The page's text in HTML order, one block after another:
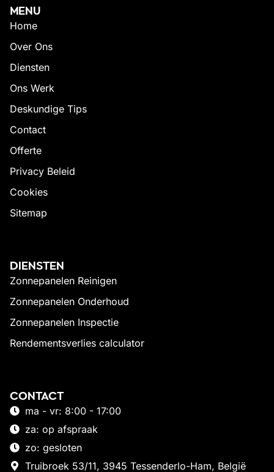
MENU
Home
Over Ons
Diensten
Ons Werk
Deskundige Tips
Contact
Offerte
Privacy Beleid
Cookies
Sitemap
DIENSTEN
Zonnepanelen Reinigen
Zonnepanelen Onderhoud
Zonnepanelen Inspectie
Rendementsverlies calculator
CONTACT
ma - vr: 8:00 - 17:00
za: op afspraak
zo: gesloten
Truibroek 53/11, 3945 Tessenderlo-Ham, België